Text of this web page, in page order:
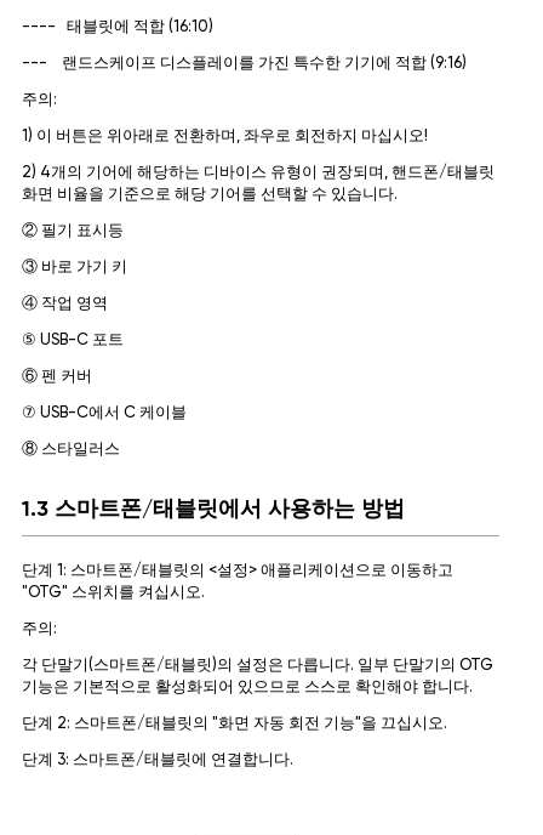
---- 태블릿에 적합 (16:10)
--- 랜드스케이프 디스플레이를 가진 특수한 기기에 적합 (9:16)
주의:
1) 이 버튼은 위아래로 전환하며, 좌우로 회전하지 마십시오!
2) 4개의 기어에 해당하는 디바이스 유형이 권장되며, 핸드폰/태블릿
화면 비율을 기준으로 해당 기어를 선택할 수 있습니다.
② 필기 표시등
③ 바로 가기 키
④ 작업 영역
⑤ USB-C 포트
⑥ 펜 커버
⑦ USB-C에서 C 케이블
⑧ 스타일러스
1.3 스마트폰/태블릿에서 사용하는 방법
단계 1: 스마트폰/태블릿의 <설정> 애플리케이션으로 이동하고
"OTG" 스위치를 켜십시오.
주의:
각 단말기(스마트폰/태블릿)의 설정은 다릅니다. 일부 단말기의 OTG
기능은 기본적으로 활성화되어 있으므로 스스로 확인해야 합니다.
단계 2: 스마트폰/태블릿의 "화면 자동 회전 기능"을 끄십시오.
단계 3: 스마트폰/태블릿에 연결합니다.